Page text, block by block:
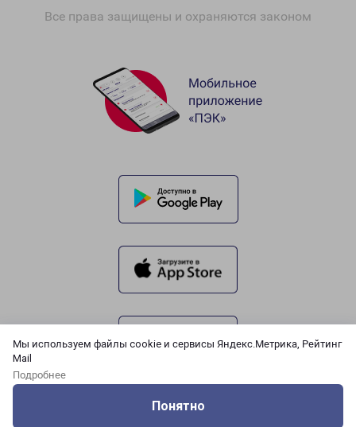
Мы используем файлы cookie и сервисы Яндекс.Метрика, Рейтинг
Mail
Подробнее
Понятно
Все права защищены и охраняются законом